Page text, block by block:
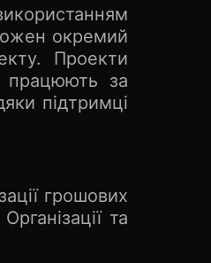
окремий
Проекти
працюють за
підтримці
грошових
та